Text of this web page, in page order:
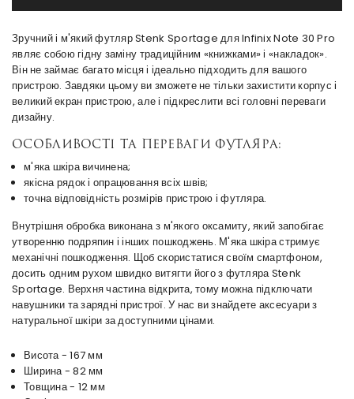
Зручний і м'який футляр Stenk Sportage для Infinix Note 30 Pro
являє собою гідну заміну традиційним «книжками» і «накладок».
Він не займає багато місця і ідеально підходить для вашого
пристрою. Завдяки цьому ви зможете не тільки захистити корпус і
великий екран пристрою, але і підкреслити всі головні переваги
дизайну.
Особливості та переваги футляра:
м'яка шкіра вичинена;
якісна рядок і опрацювання всіх швів;
точна відповідність розмірів пристрою і футляра.
Внутрішня обробка виконана з м'якого оксамиту, який запобігає
утворенню подряпин і інших пошкоджень. М'яка шкіра стримує
механічні пошкодження. Щоб скористатися своїм смартфоном,
досить одним рухом швидко витягти його з футляра Stenk
Sportage. Верхня частина відкрита, тому можна підключати
навушники та зарядні пристрої. У нас ви знайдете аксесуари з
натуральної шкіри за доступними цінами.
Висота - 167 мм
Ширина - 82 мм
Товщина - 12 мм